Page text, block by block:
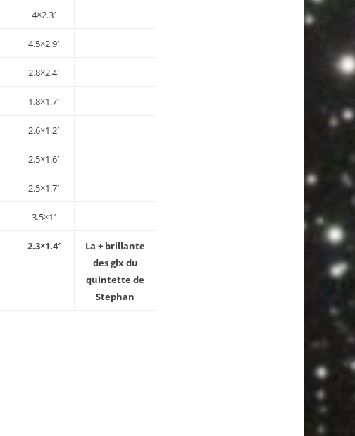
4×2.3′
4.5×2.9′
2.8×2.4′
1.8×1.7′
2.6×1.2′
2.5×1.6′
2.5×1.7′
3.5×1′
2.3×1.4′
La + brillante
des glx du
quintette de
Stephan